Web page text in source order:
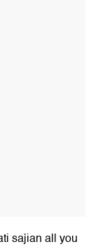
sajian all you